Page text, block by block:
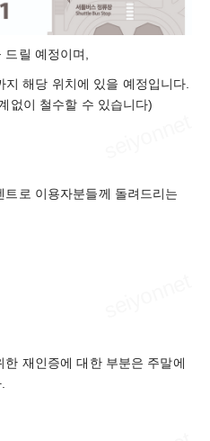
릴 예정이며,
해당 위치에 있을 예정입니다.
없이 철수할 수 있습니다)
로 이용자분들께 돌려드리는
재인증에 대한 부분은 주말에